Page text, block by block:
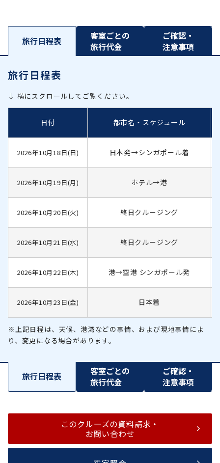
旅行日程表
客室ごとの
旅行代金
ご確認・
注意事項
旅行日程表
↓ 横にスクロールしてご覧ください。
日付 都市名・スケジュール
2026年10月18日(日) 日本発→シンガポール着
2026年10月19日(月) ホテル→港
2026年10月20日(火) 終日クルージング
2026年10月21日(水) 終日クルージング
2026年10月22日(木) 港→空港 シンガポール発
2026年10月23日(金) 日本着
※上記日程は、天候、港湾などの事情、および現地事情によ
り、変更になる場合があります。
旅行日程表
客室ごとの
旅行代金
ご確認・
注意事項
このクルーズの資料請求・
お問い合わせ